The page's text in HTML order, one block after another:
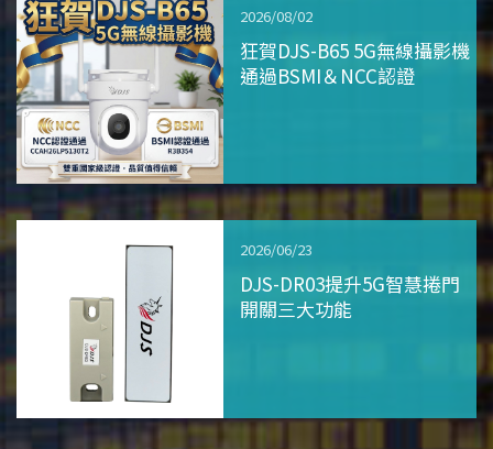
2026/08/02
狂賀DJS-B65 5G無線攝影機
通過BSMI＆NCC認證
2026/06/23
DJS-DR03提升5G智慧捲門
開關三大功能